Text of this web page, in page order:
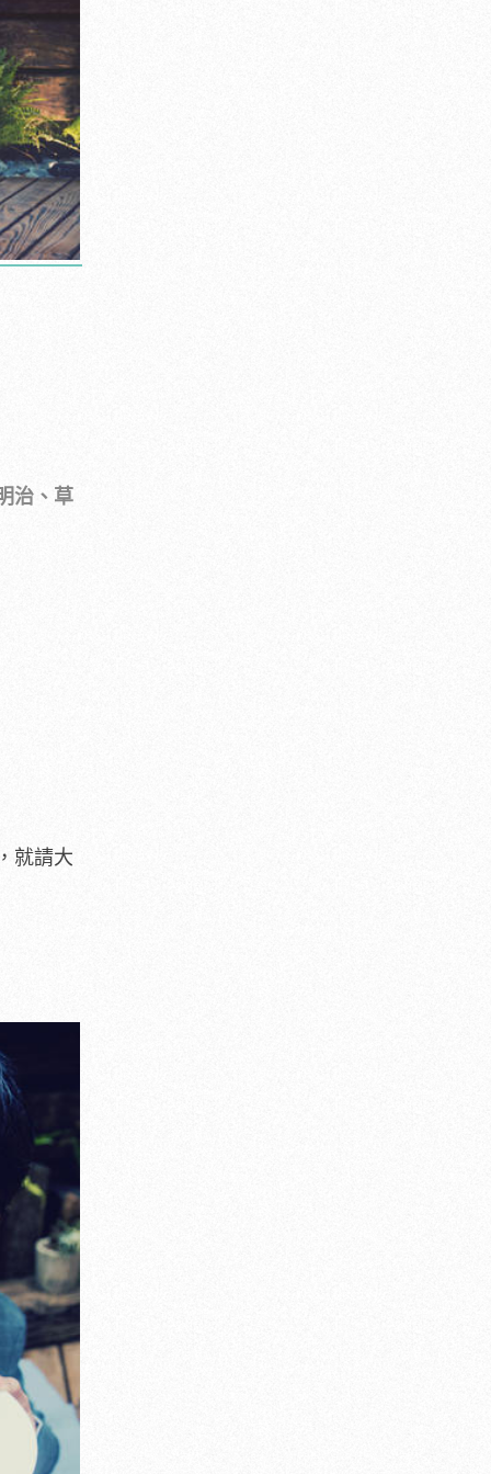
治、草
就請大